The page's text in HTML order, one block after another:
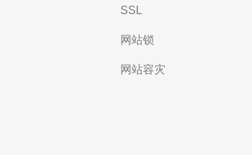
SSL
网站锁
网站容灾